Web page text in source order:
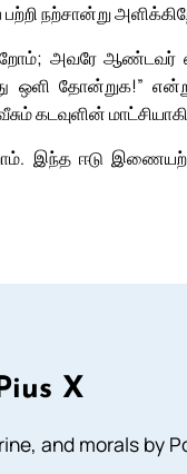
நற்சான்று
அவரே ஆண்டவர்
ஒளி தோன்றுக!”
கடவுளின்
ஈடு இணையற்ற
X
and morals by